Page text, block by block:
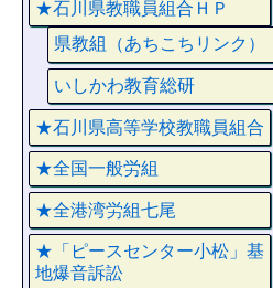
★石川県教職員組合ＨＰ
県教組（あちこちリンク）
いしかわ教育総研
★石川県高等学校教職員組合
★全国一般労組
★全港湾労組七尾
★「ピースセンター小松」基
地爆音訴訟